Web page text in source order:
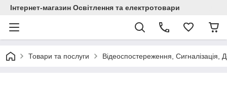
Інтернет-магазин Освітлення та електротовари
Товари та послуги Відеоспостереження,